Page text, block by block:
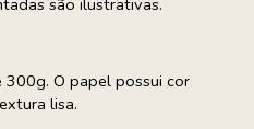
300g. O papel possui cor
lisa.